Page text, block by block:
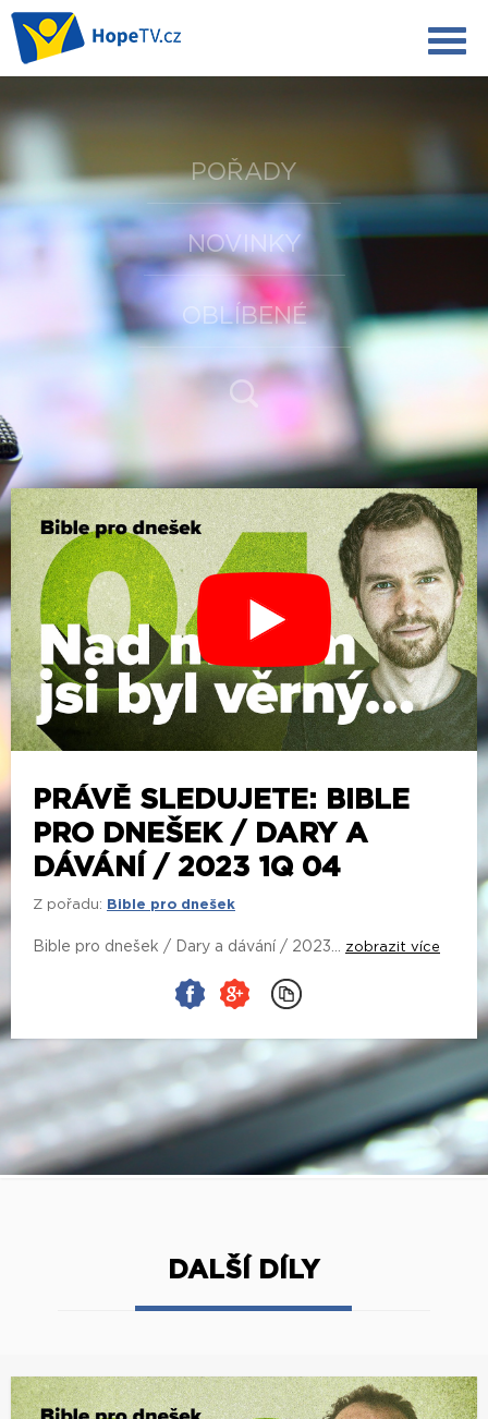
POŘADY
NOVINKY
OBLÍBENÉ
PRÁVĚ SLEDUJETE: BIBLE
PRO DNEŠEK / DARY A
DÁVÁNÍ / 2023 1Q 04
Z pořadu: Bible pro dnešek
Bible pro dnešek / Dary a dávání / 2023... zobrazit více
DALŠÍ DÍLY